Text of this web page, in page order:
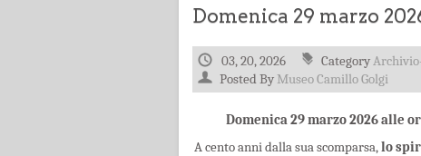
Domenica 29 marzo
03, 20, 2026 Category
Posted By Museo Camillo Golgi
Domenica 29 marzo 2026 alle
A cento anni dalla sua scomparsa,lo